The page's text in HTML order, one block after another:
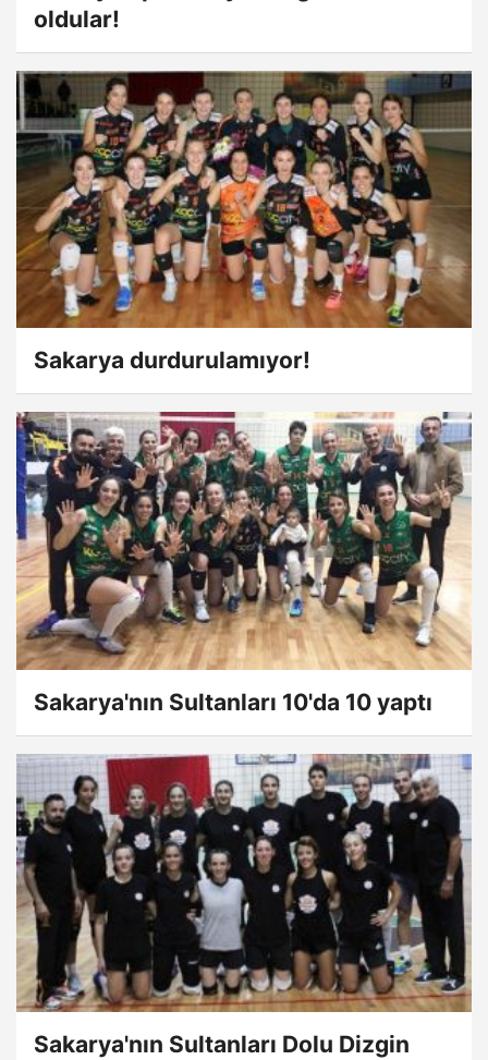
oldular!
Sakarya durdurulamıyor!
Sakarya'nın Sultanları 10'da 10 yaptı
Sakarya'nın Sultanları Dolu Dizgin